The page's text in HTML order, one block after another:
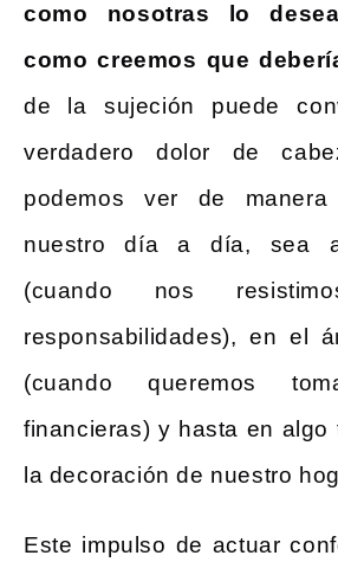
como nosotras lo
como creemos que
de la sujeción puede
verdadero dolor de
podemos ver de manera
nuestro día a día, sea
(cuando nos
responsabilidades), en el
(cuando queremos
financieras) y hasta en algo
la decoración de nuestro
Este impulso de actuar